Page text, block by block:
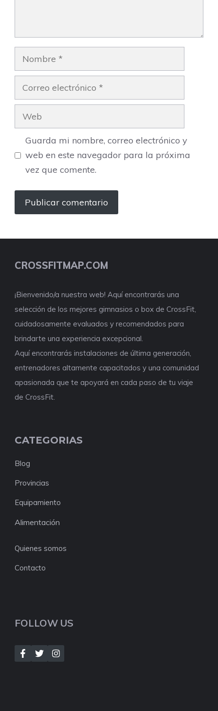
Nombre
Correo
electrónico
Web
Guarda mi nombre, correo electrónico y
web en este navegador para la próxima
vez que comente.
CROSSFITMAP.COM
¡Bienvenido/a nuestra web! Aquí encontrarás una
selección de los mejores gimnasios o box de CrossFit,
cuidadosamente evaluados y recomendados para
brindarte una experiencia excepcional.
Aquí encontrarás instalaciones de última generación,
entrenadores altamente capacitados y una comunidad
apasionada que te apoyará en cada paso de tu viaje
de CrossFit.
CATEGORIAS
Blog
Provincias
Equipamiento
Alimentación
Quienes somos
Contacto
FOLLOW US